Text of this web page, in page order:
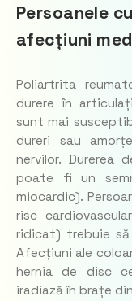
Persoanele
afecțiuni
Poliartrita
durere în
sunt mai
dureri sau
nervilor. Durerea
poate fi un
miocardic).
risc
ridicat) trebuie
Afecțiuni ale
hernia de disc
iradiază în brațe